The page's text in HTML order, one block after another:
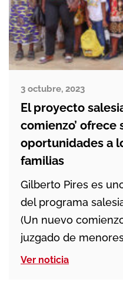
3 octubre, 2023
El proyecto
comienzo’ ofrece
oportunidades a
familias
Gilberto Pires es
del programa
(Un nuevo
juzgado de
que he recibido de
Ver noticia